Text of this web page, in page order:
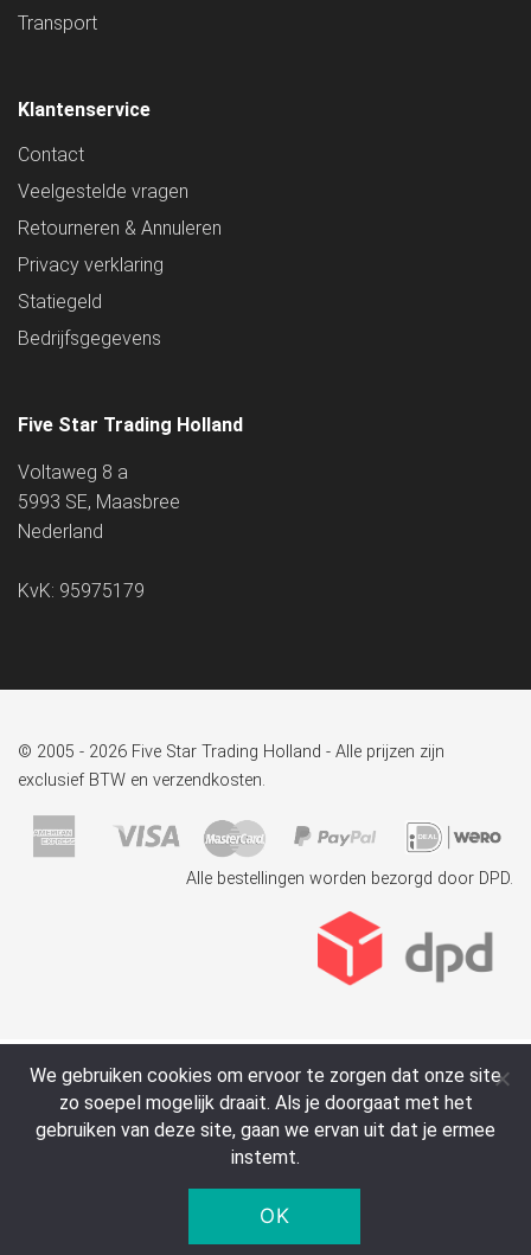
Transport
Klantenservice
Contact
Veelgestelde vragen
Retourneren & Annuleren
Privacy verklaring
Statiegeld
Bedrijfsgegevens
Five Star Trading Holland
Voltaweg 8 a
5993 SE, Maasbree
Nederland
KvK: 95975179
© 2005 - 2026 Five Star Trading Holland - Alle prijzen zijn
exclusief BTW en verzendkosten.
Alle bestellingen worden bezorgd door DPD.
We gebruiken cookies om ervoor te zorgen dat onze site
zo soepel mogelijk draait. Als je doorgaat met het
gebruiken van deze site, gaan we ervan uit dat je ermee
instemt.
OK